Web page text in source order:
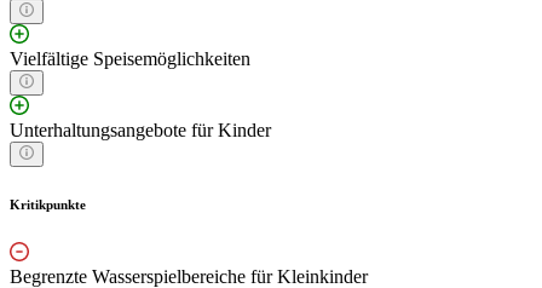
Vielfältige Speisemöglichkeiten
Unterhaltungsangebote für Kinder
Kritikpunkte
Begrenzte Wasserspielbereiche für Kleinkinder